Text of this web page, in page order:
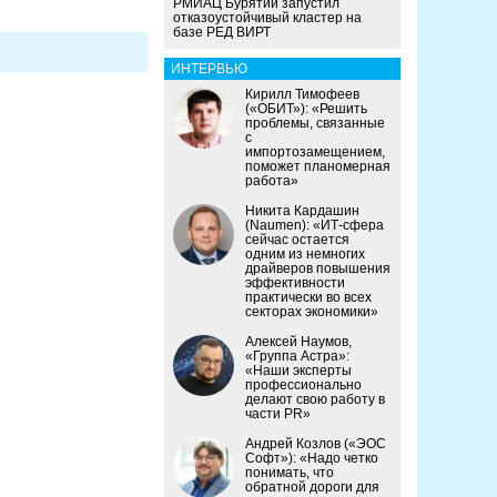
РМИАЦ Бурятии запустил
отказоустойчивый кластер на
базе РЕД ВИРТ
ИНТЕРВЬЮ
Кирилл Тимофеев
(«ОБИТ»): «Решить
проблемы, связанные
с
импортозамещением,
поможет планомерная
работа»
Никита Кардашин
(Naumen): «ИТ-сфера
сейчас остается
одним из немногих
драйверов повышения
эффективности
практически во всех
секторах экономики»
Алексей Наумов,
«Группа Астра»:
«Наши эксперты
профессионально
делают свою работу в
части PR»
Андрей Козлов («ЭОС
Софт»): «Надо четко
понимать, что
обратной дороги для